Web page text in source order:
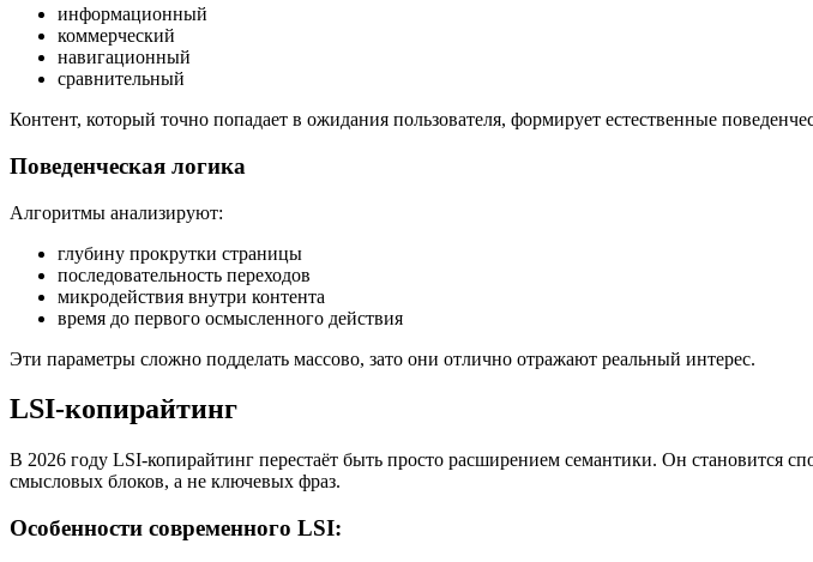
информационный
коммерческий
навигационный
сравнительный
Контент, который точно попадает в ожидания пользователя, формирует естественные
Поведенческая логика
Алгоритмы анализируют:
глубину прокрутки страницы
последовательность переходов
микродействия внутри контента
время до первого осмысленного действия
Эти параметры сложно подделать массово, зато они отлично отражают реальный интерес.
LSI-копирайтинг
В 2026 году LSI-копирайтинг перестаёт быть просто расширением семантики. Он становится
смысловых блоков, а не ключевых фраз.
Особенности современного LSI: